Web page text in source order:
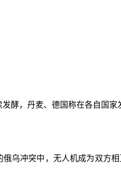
酵，丹麦、德国称在各自国
俄乌冲突中，无人机成为双方